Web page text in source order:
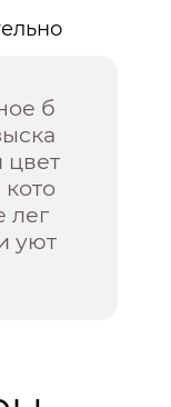
б
цвет
лег
уют